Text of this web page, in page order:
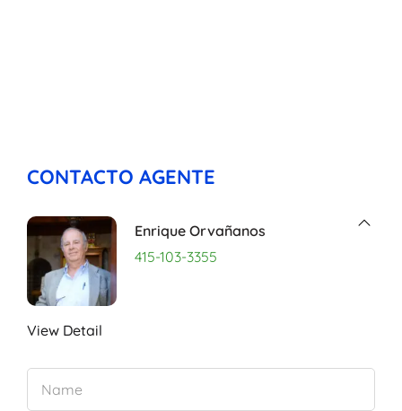
CONTACTO AGENTE
Enrique Orvañanos
415-103-3355
View Detail